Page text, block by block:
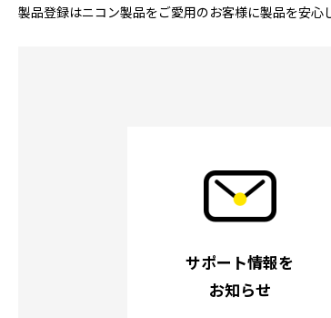
製品登録はニコン製品をご愛用のお客様に製品を安心
サポート情報を
お知らせ